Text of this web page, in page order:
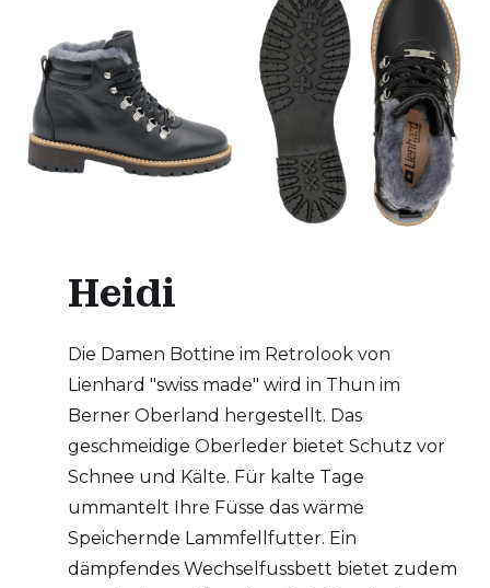
Heidi
Die Damen Bottine im Retrolook von
Lienhard "swiss made" wird in Thun im
Berner Oberland hergestellt. Das
geschmeidige Oberleder bietet Schutz vor
Schnee und Kälte. Für kalte Tage
ummantelt Ihre Füsse das wärme
Speichernde Lammfellfutter. Ein
dämpfendes Wechselfussbett bietet zudem